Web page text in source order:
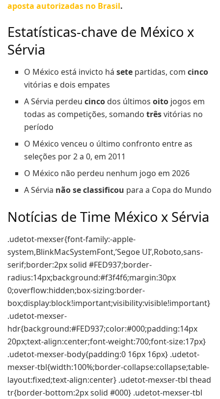
aposta autorizadas no Brasil.
Estatísticas-chave de México x
Sérvia
O México está invicto hásete partidas, comcinco
vitórias e dois empates
A Sérvia perdeucinco dos últimosoito jogos em
todas as competições, somandotrêsvitórias no
período
O México venceu o último confronto entre as
seleções por 2 a 0, em 2011
O México não perdeu nenhum jogo em 2026
A Sérvia não se classificou para a Copa do Mundo
Notícias de Time México x Sérvia
.udetot-mexser{font-family:-apple-
system,BlinkMacSystemFont,’Segoe UI’,Roboto,sans-
serif;border:2px solid #FED937;border-
radius:14px;background:#f3f4f6;margin:30px
0;overflow:hidden;box-sizing:border-
box;display:block!important;visibility:visible!important}
.udetot-mexser-
hdr{background:#FED937;color:#000;padding:14px
20px;text-align:center;font-weight:700;font-size:17px}
.udetot-mexser-body{padding:0 16px 16px} .udetot-
mexser-tbl{width:100%;border-collapse:collapse;table-
layout:fixed;text-align:center} .udetot-mexser-tbl thead
tr{border-bottom:2px solid #000} .udetot-mexser-tbl